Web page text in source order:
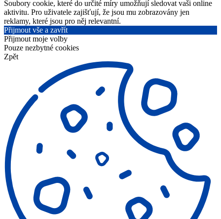
Soubory cookie, které do určité míry umožňují sledovat vaši online
aktivitu. Pro uživatele zajišťují, že jsou mu zobrazovány jen
reklamy, které jsou pro něj relevantní.
Přijmout vše a zavřít
Přijmout moje volby
Pouze nezbytné cookies
Zpět